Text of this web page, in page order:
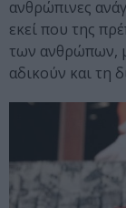
ανθρώπινες
εκεί που της
των ανθρώπων,
αδικούν και τη